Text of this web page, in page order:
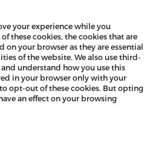
your experience while you
these cookies, the cookies that are
on your browser as they are essential
of the website. We also use third-
understand how you use this
in your browser only with your
opt-out of these cookies. But opting
an effect on your browsing